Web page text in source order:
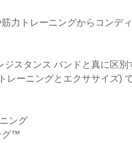
力トレーニングからコンデ
スタンス バンドと真に区別
ーニングとエクササイズ) で
ング
グ™